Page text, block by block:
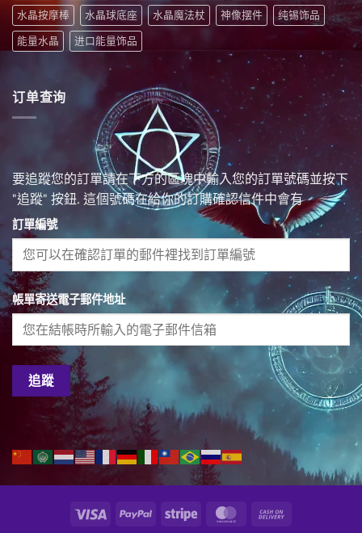
水晶按摩棒
水晶球底座 水晶魔法杖 神像摆件
纯锡饰品
能量水晶
进口能量饰品
订单查询
要追蹤您的訂單請在下方的區塊中輸入您的訂單號碼並按下
"追蹤" 按鈕. 這個號碼在給你的訂購確認信件中會有
訂單編號
帳單寄送電子郵件地址
追蹤
Visa PayPal Stripe MasterCard